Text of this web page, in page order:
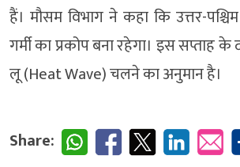
हैं। मौसम विभाग ने कहा कि उत्तर-
गर्मी का प्रकोप बना रहेगा। इस सप्ताह
लू (Heat Wave) चलने का अनुमान है।
Share: